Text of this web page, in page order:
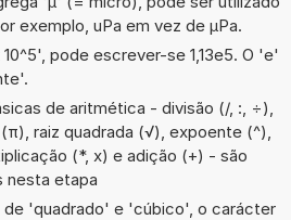
exemplo, uPa em vez de µPa.
10^5', pode escrever-se 1,13e5. O 'e'
de aritmética - divisão (/, :, ÷),
raiz quadrada (√), expoente (^),
(*, x) e adição (+) - são
nesta etapa
de 'quadrado' e 'cúbico', o carácter